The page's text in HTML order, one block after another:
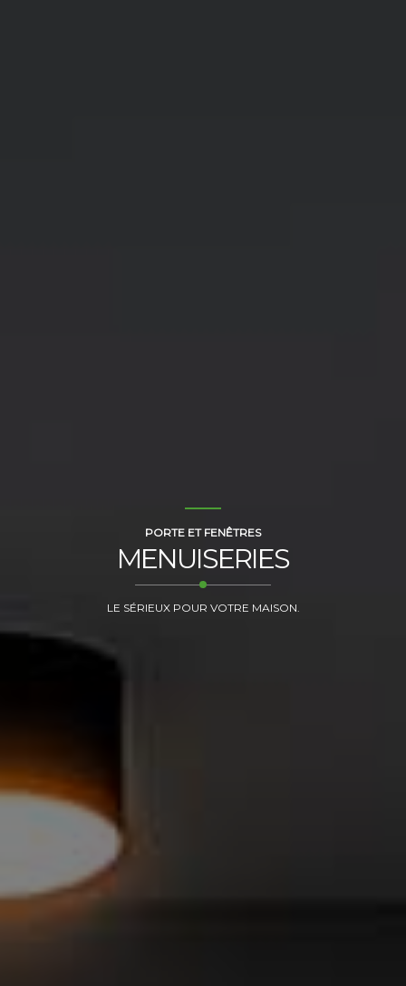
PORTE ET FENÊTRES
MENUISERIES
LE SÉRIEUX POUR VOTRE MAISON.